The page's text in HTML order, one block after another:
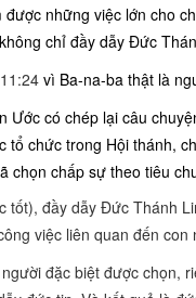
được những việc lớn cho
chỉ đầy dẫy Đức
vì Ba-na-ba thật là
Ước có chép lại câu
tổ chức trong Hội thánh,
chọn chấp sự theo tiêu
tốt), đầy dẫy Đức Thánh
việc liên quan đến
đặc biệt được chọn,